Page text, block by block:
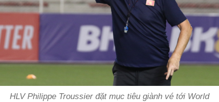
HLV Philippe Troussier đặt mục tiêu giành vé tới World